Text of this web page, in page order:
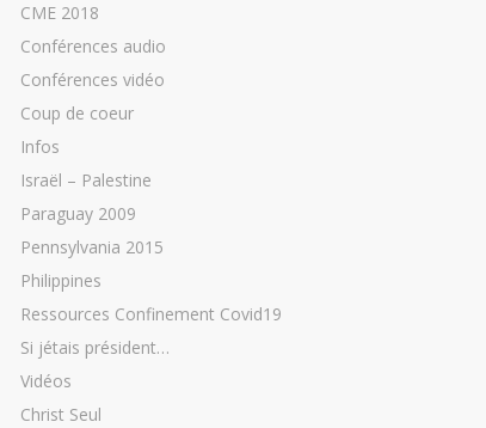
CME 2018
Conférences audio
Conférences vidéo
Coup de coeur
Infos
Israël – Palestine
Paraguay 2009
Pennsylvania 2015
Philippines
Ressources Confinement Covid19
Si jétais président…
Vidéos
Christ Seul